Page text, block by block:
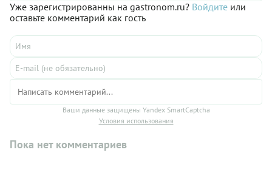
Уже зарегистрированны на gastronom.ru? Войдите или
оставьте комментарий как гость
Ваши данные защищены Yandex SmartCaptcha
Условия использования
Пока нет комментариев